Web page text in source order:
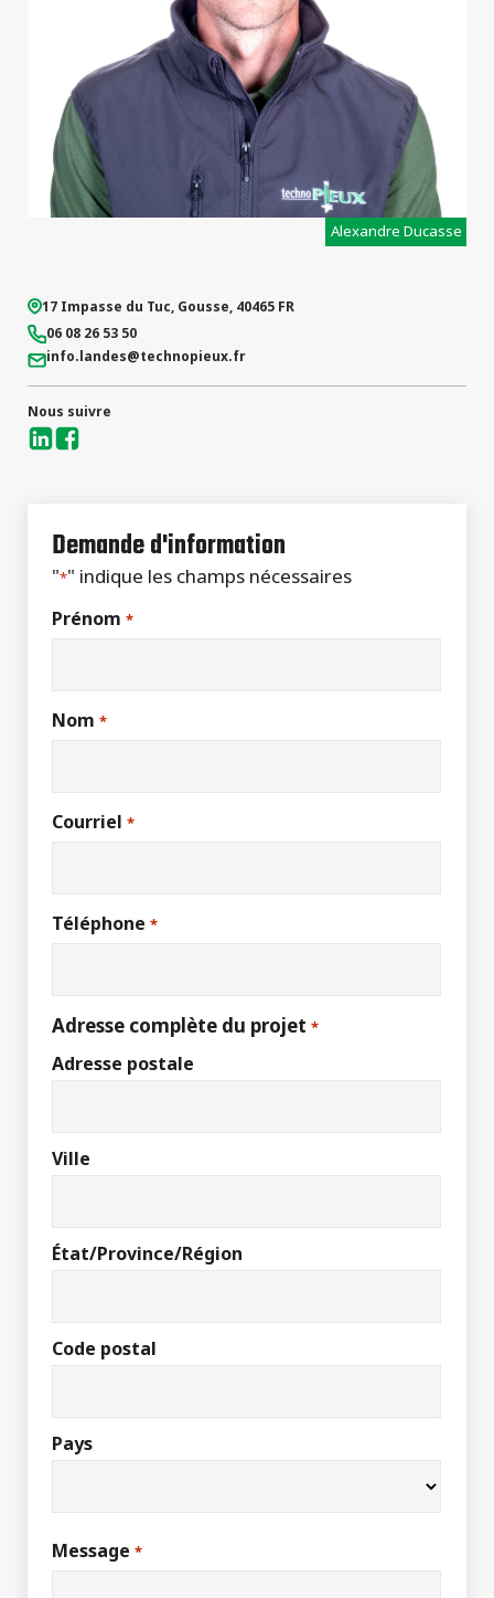
Alexandre Ducasse
17 Impasse du Tuc, Gousse, 40465 FR
06 08 26 53 50
info.landes@technopieux.fr
Nous suivre
Demande d'information
"*" indique les champs nécessaires
Prénom *
Nom *
Courriel *
Téléphone *
Adresse complète du projet *
Adresse postale
Ville
État/Province/Région
Code postal
Pays
Message *